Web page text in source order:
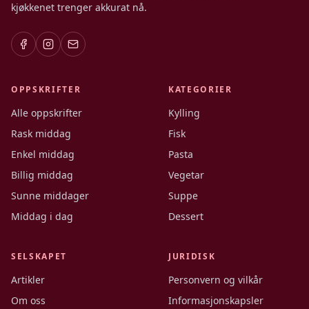
kjøkkenet trenger akkurat nå.
OPPSKRIFTER
Alle oppskrifter
Rask middag
Enkel middag
Billig middag
Sunne middager
Middag i dag
KATEGORIER
Kylling
Fisk
Pasta
Vegetar
Suppe
Dessert
SELSKAPET
Artikler
Om oss
JURIDISK
Personvern og vilkår
Informasjonskapsler